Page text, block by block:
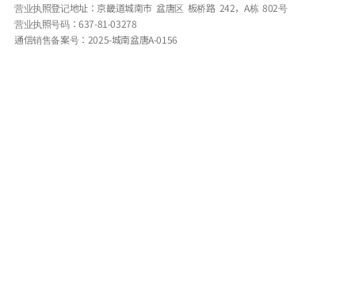
营业执照登记地址：京畿道城南市 盆唐区 板桥路 242，A栋 802号
营业执照号码：637-81-03278
通信销售备案号：2025-城南盆唐A-0156